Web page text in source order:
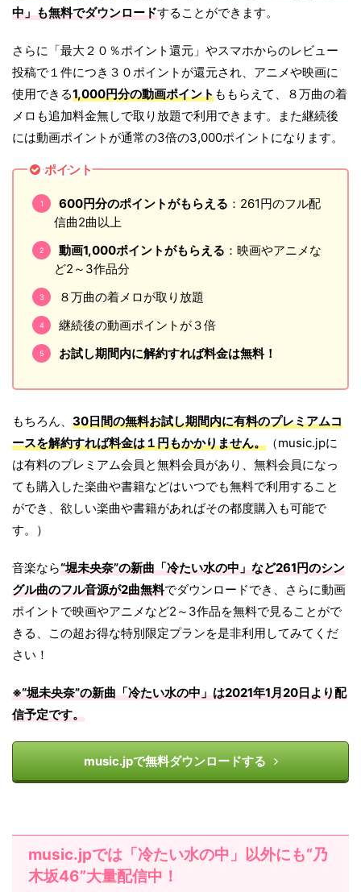
中」も無料でダウンロードすることができます。
さらに「最大２０％ポイント還元」やスマホからのレビュー
投稿で１件につき３０ポイントが還元され、アニメや映画に
使用できる1,000円分の動画ポイントももらえて、８万曲の着
メロも追加料金無しで取り放題で利用できます。また継続後
には動画ポイントが通常の3倍の3,000ポイントになります。
ポイント
600円分のポイントがもらえる ：261円のフル配
信曲2曲以上
動画1,000ポイントがもらえる ：映画やアニメな
ど2～3作品分
８万曲の着メロが取り放題
継続後の動画ポイントが３倍
お試し期間内に解約すれば料金は無料！
もちろん、 30日間の無料お試し期間内に有料のプレミアムコ
ースを解約すれば料金は１円もかかりません。 （music.jpに
は有料のプレミアム会員と無料会員があり、無料会員になっ
ても購入した楽曲や書籍などはいつでも無料で利用すること
ができ、欲しい楽曲や書籍があればその都度購入も可能で
す。）
音楽なら“堀未央奈”の新曲「冷たい水の中」など261円のシン
グル曲のフル音源が2曲無料でダウンロードでき、さらに動画
ポイントで映画やアニメなど2～3作品を無料で見ることがで
きる、この超お得な特別限定プランを是非利用してみてくだ
さい！
※“堀未央奈”の新曲「冷たい水の中」は2021年1月20日より配
信予定です。
music.jpで無料ダウンロードする
music.jpでは「冷たい水の中」以外にも“乃
木坂46”大量配信中！